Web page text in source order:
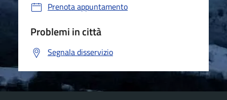
Prenota appuntamento
Problemi in città
Segnala disservizio